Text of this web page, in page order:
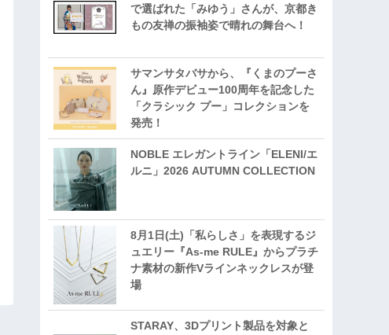
で選ばれた「みゆう」さんが、京都き
もの友禅の振袖姿で晴れの舞台へ！
サマンサタバサから、『くまのプーさ
ん』原作デビュー100周年を記念した
「クラシック プー」コレクションを
発売！
NOBLE エレガントライン「ELENI/エ
ルニ」2026 AUTUMN COLLECTION
8月1日(土)「私らしさ」を表現するジ
ュエリー『As-me RULE』からプラチ
ナ素材の新作Vラインネックレスが登
場
STARAY、3Dプリント製品を対象と